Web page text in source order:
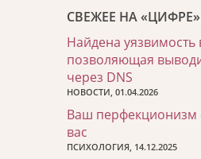
СВЕЖЕЕ НА «ЦИФРЕ»
Найдена уязвимость
позволяющая
через DNS
НОВОСТИ, 01.04.2026
Ваш перфекционизм
вас
ПСИХОЛОГИЯ, 14.12.2025